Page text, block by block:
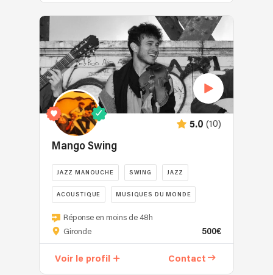
mieux.
groupe
animer
vos
soirées...
DE
MARSAN
et
la
région
pour
vos
soirées.
Animation
fêtes,
associations,
apéros
rock.
5
musiciens
/
5.0 (10)
Mango Swing
JAZZ MANOUCHE SWING JAZZ
ACOUSTIQUE MUSIQUES DU MONDE
Mango
Swing
révéler
Réponse en moins de 48h
Gironde
500€
Voir le profil Contact